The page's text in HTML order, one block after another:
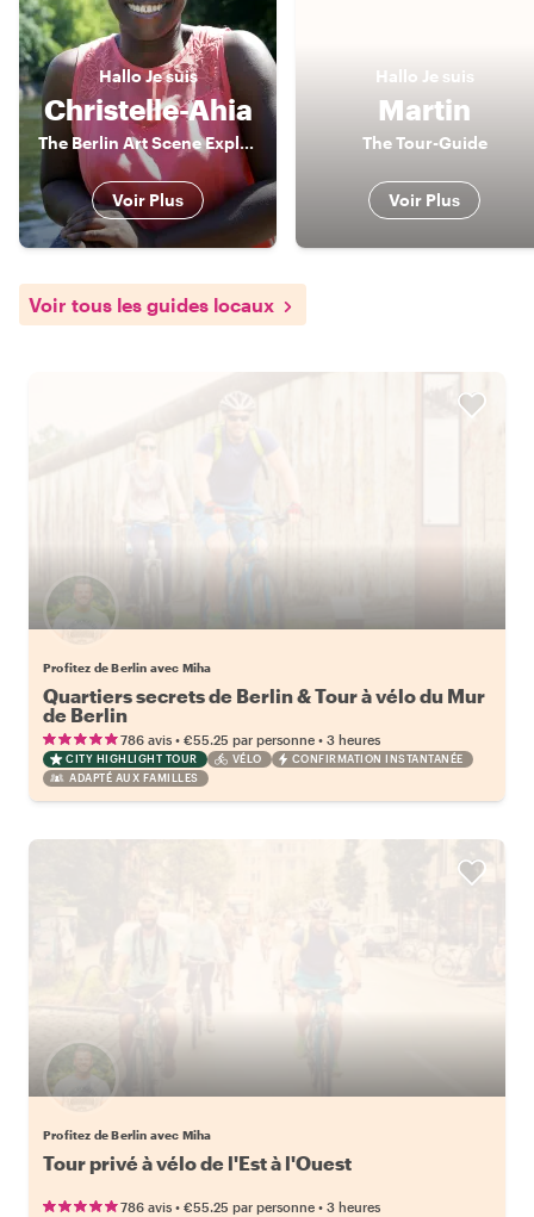
HalloJe suis
Christelle-Ahia
The Berlin Art Scene Explorer
Voir Plus
Hallo Je suis
Martin
The Tour-Guide
Voir Plus
Voir tous les guides locaux
Profitez de Berlin avec Miha
Quartiers secrets de Berlin & Tour à vélo du Mur
de Berlin
786 avis • €55.25 par personne • 3 heures
CITY HIGHLIGHT TOUR VÉLO
CONFIRMATION INSTANTANÉE
ADAPTÉ AUX FAMILLES
Profitez de Berlin avec Miha
Tour privé à vélo de l'Est à l'Ouest
786 avis • €55.25 par personne • 3 heures